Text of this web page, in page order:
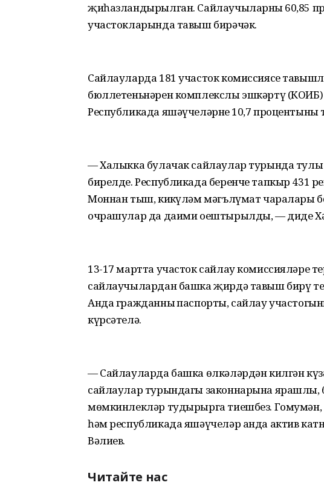
җиһазландырылган. Сайлаучыларның 60,85
участокларында тавыш бирәчәк.
Сайлауларда 181 участок комиссиясе
бюллетеньнәрен комплекслы эшкәртү
Республикада яшәүчеләрнең 10,7
— Халыкка булачак сайлаулар турында
бирелде. Республикада беренче тапкыр
Моннан тыш, киңкүләм мәгълүмат чаралары
очрашулар да даими оештырылды, — диде
13-17 мартта участок сайлау комиссияләре
сайлаучылардан башка җирдә тавыш бирү
Анда гражданның паспорты, сайлау
күрсәтелә.
— Сайлауларда башка өлкәләрдән килгән
сайлаулар турындагы законнарына ярашлы,
мөмкинлекләр тудырырга тиешбез. Гомумән,
һәм республикада яшәүчеләр анда актив
Вәлиев.
Читайте нас